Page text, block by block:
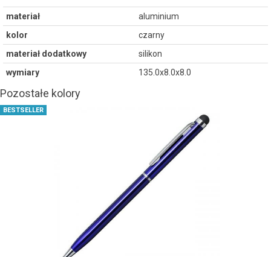
materiał
aluminium
kolor
czarny
materiał dodatkowy
silikon
wymiary
135.0x8.0x8.0
Pozostałe kolory
BESTSELLER